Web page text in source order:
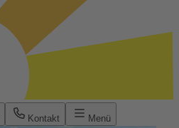
Kontakt Menü